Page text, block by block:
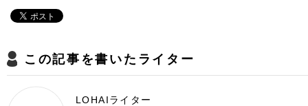
この記事を書いたライター
LOHAIライター